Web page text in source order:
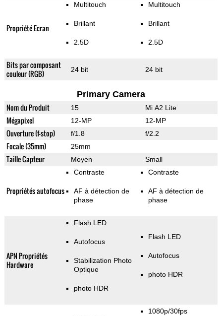
Propriété Ecran
Multitouch
Brillant
2.5D
Multitouch
Brillant
2.5D
Bits par composant
couleur (RGB)
24 bit 24 bit
Primary Camera
Nom du Produit 15 Mi A2 Lite
Mégapixel 12-MP 12-MP
Ouverture (f-stop) f/1.8 f/2.2
Focale (35mm) 25mm
Taille Capteur Moyen Small
Propriétés autofocus
Contraste
AF à détection de
phase
Contraste
AF à détection de
phase
APN Propriétés
Hardware
Flash LED
Autofocus
Stabilization Photo
Optique
photo HDR
Flash LED
Autofocus
photo HDR
1080p/30fps